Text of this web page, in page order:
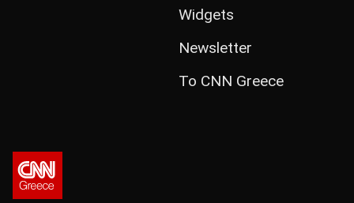
Widgets
Newsletter
Το CNN Greece